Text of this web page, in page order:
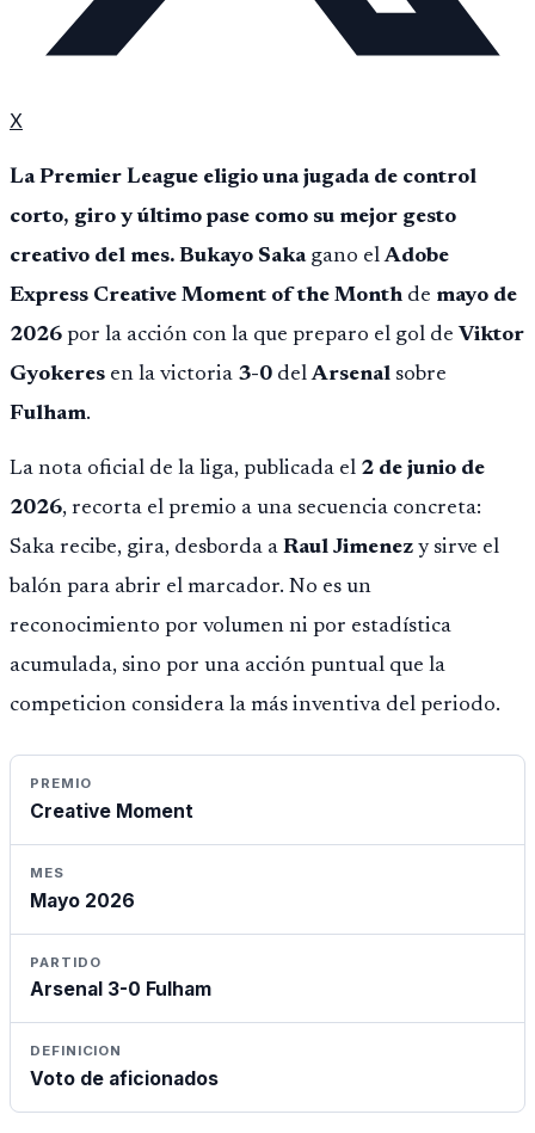
X
La Premier League eligio una jugada de control
corto, giro y último pase como su mejor gesto
creativo del mes. Bukayo Sakagano elAdobe
Express Creative Moment of the Month de mayo de
2026 por la acción con la que preparo el gol de Viktor
Gyokeres en la victoria 3-0 delArsenal sobre
Fulham.
La nota oficial de la liga, publicada el 2 de junio de
2026, recorta el premio a una secuencia concreta:
Saka recibe, gira, desborda a Raul Jimenez y sirve el
balón para abrir el marcador. No es un
reconocimiento por volumen ni por estadística
acumulada, sino por una acción puntual que la
competicion considera la más inventiva del periodo.
PREMIO
Creative Moment
MES
Mayo 2026
PARTIDO
Arsenal 3-0 Fulham
DEFINICION
Voto de aficionados